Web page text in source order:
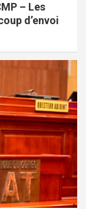
– Les
d’envoi